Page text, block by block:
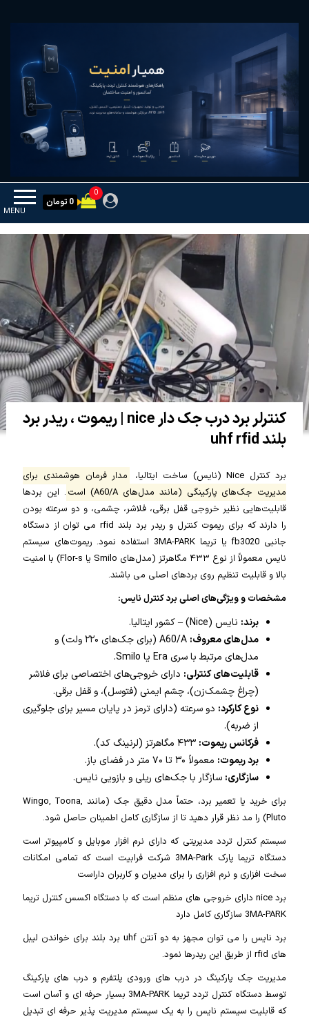
MENU
0
0 تومان
کنترلر برد درب جک دار nice | ریموت ، ریدر برد
بلند uhf rfid
برد کنترل Nice (نایس) ساخت ایتالیا،
مدار فرمان هوشمندی برای
مدیریت جک‌های پارکینگی (مانند مدل‌های A60/A) است
. این بردها
قابلیت‌هایی نظیر خروجی قفل برقی، فلاشر، چشمی، و دو سرعته بودن
را دارند که برای ریموت کنترل و ریدر برد بلند rfid می توان از دستگاه
جانبی fb3020 یا تریما 3MA-PARK استفاده نمود. ریموت‌های سیستم
نایس معمولاً از نوع ۴۳۳ مگاهرتز (مدل‌های Smilo یا Flor-s) با امنیت
بالا و قابلیت تنظیم روی بردهای اصلی می باشند.
مشخصات و ویژگی‌های اصلی برد کنترل نایس:
برند: نایس (Nice) – کشور ایتالیا.
مدل‌های معروف:
A60/A (برای جک‌های ۲۲۰ ولت) و
مدل‌های مرتبط با سری Era یا Smilo.
قابلیت‌های کنترلی: دارای خروجی‌های اختصاصی برای فلاشر
(چراغ چشمک‌زن)، چشم ایمنی (فتوسل)، و قفل برقی.
نوع کارکرد: دو سرعته (دارای ترمز در پایان مسیر برای جلوگیری
از ضربه).
فرکانس ریموت:
برد ریموت: معمولاً ۳۰ تا ۷۰ متر در فضای باز.
سازگاری: سازگار با جک‌های ریلی و بازویی نایس.
برای خرید یا تعمیر برد، حتماً مدل دقیق جک (مانند Wingo, Toona,
Pluto) را مد نظر قرار دهید تا از سازگاری کامل اطمینان حاصل شود.
سبستم کنترل تردد مدیریتی که دارای نرم افزار موبایل و کامپیوتر است
دستگاه تریما پارک 3MA-Park شرکت فرابیت است که تمامی امکانات
سخت افزاری و نرم افزاری را برای مدیران و کاربران داراست
برد nice دارای خروجی های منظم است که با دستگاه اکسس کنترل تریما
3MA-PARK سازگاری کامل دارد
برد نایس را می توان مجهز به دو آنتن uhf برد بلند برای خواندن لیبل
های rfid از طریق این ریدرها نمود.
مدیریت جک پارکینگ در درب های ورودی پلتفرم و درب های پارکینگ
توسط دستگاه کنترل تردد تریما 3MA-PARK بسیار حرفه ای و آسان است
که قابلیت سیستم نایس را به یک سیستم مدیریت پذیر حرفه ای تبدیل